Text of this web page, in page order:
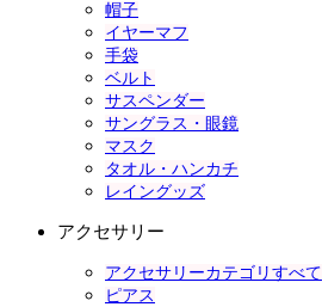
帽子
イヤーマフ
手袋
ベルト
サスペンダー
サングラス・眼鏡
マスク
タオル・ハンカチ
レイングッズ
アクセサリー
アクセサリーカテゴリすべて
ピアス